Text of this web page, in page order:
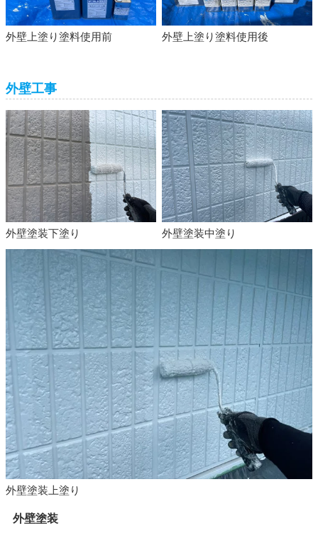
外壁上塗り塗料使用前 外壁上塗り塗料使用後
外壁工事
外壁塗装下塗り 外壁塗装中塗り
外壁塗装上塗り
外壁塗装